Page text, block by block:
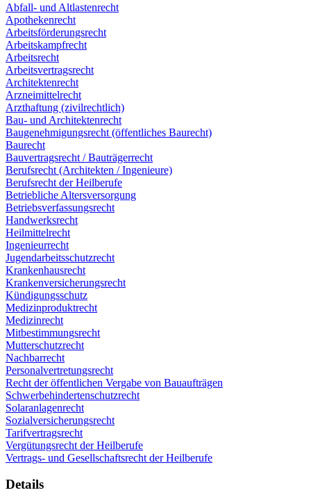
Abfall- und Altlastenrecht
Apothekenrecht
Arbeitsförderungsrecht
Arbeitskampfrecht
Arbeitsrecht
Arbeitsvertragsrecht
Architektenrecht
Arzneimittelrecht
Arzthaftung (zivilrechtlich)
Bau- und Architektenrecht
Baugenehmigungsrecht (öffentliches Baurecht)
Baurecht
Bauvertragsrecht / Bauträgerrecht
Berufsrecht (Architekten / Ingenieure)
Berufsrecht der Heilberufe
Betriebliche Altersversorgung
Betriebsverfassungsrecht
Handwerksrecht
Heilmittelrecht
Ingenieurrecht
Jugendarbeitsschutzrecht
Krankenhausrecht
Krankenversicherungsrecht
Kündigungsschutz
Medizinproduktrecht
Medizinrecht
Mitbestimmungsrecht
Mutterschutzrecht
Nachbarrecht
Personalvertretungsrecht
Recht der öffentlichen Vergabe von Bauaufträgen
Schwerbehindertenschutzrecht
Solaranlagenrecht
Sozialversicherungsrecht
Tarifvertragsrecht
Vergütungsrecht der Heilberufe
Vertrags- und Gesellschaftsrecht der Heilberufe
Details